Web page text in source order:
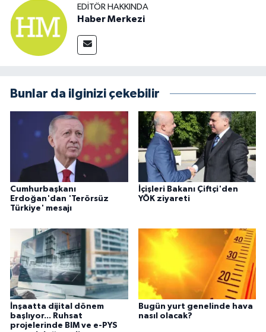
EDITÖR HAKKINDA
Haber Merkezi
Bunlar da ilginizi çekebilir
Cumhurbaşkanı
Erdoğan'dan 'Terörsüz
Türkiye' mesajı
İçişleri Bakanı Çiftçi'den
YÖK ziyareti
İnşaatta dijital dönem
başlıyor... Ruhsat
projelerinde BIM ve e-PYS
Bugün yurt genelinde hava
nasıl olacak?